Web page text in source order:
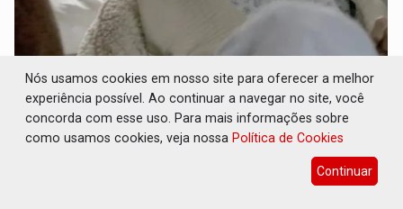
POSSESSÃO DE DEBORAH LOGAN: Terror
mistura mistério e filmagens quase reais –
Por Marcos Souza
Cultura 08 de Agosto de 2026 às 08:30
Filme foi produzido pelo diretor principal da saga dos X
Nós usamos cookies em nosso site para oferecer a melhor
experiência possível. Ao continuar a navegar no site, você
concorda com esse uso. Para mais informações sobre
como usamos cookies, veja nossa Política de Cookies
Continuar